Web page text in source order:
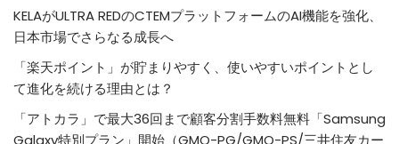
KELAがULTRA REDのCTEMプラットフォームのAI機能を強化、
日本市場でさらなる成長へ
「楽天ポイント」が貯まりやすく、使いやすいポイントとし
て進化を続ける理由とは？
「アトカラ」で最大36回まで顧客分割手数料無料「Samsung
Galaxy特別プラン」開始（GMO-PG/GMO-PS/三井住友カー